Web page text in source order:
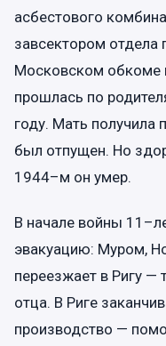
асбестового
завсектором отдела
Московском обкоме
прошлась по
году. Мать получила
был отпущен. Но
1944–м он умер.
В начале войны
эвакуацию: Муром,
переезжает в Ригу —
отца. В Риге
производство —